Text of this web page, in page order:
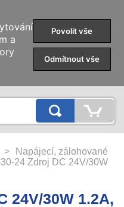
>
Napájecí, zálohované
24 Zdroj DC 24V/30W
24V/30W 1.2A,
a
Povolit vše
Odmítnout vše